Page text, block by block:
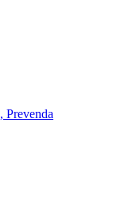
Prevenda